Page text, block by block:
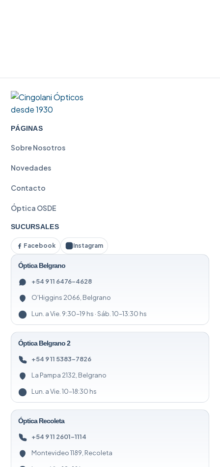
PÁGINAS
Sobre Nosotros
Novedades
Contacto
Óptica OSDE
SUCURSALES
Facebook Instagram
Óptica Belgrano
+54 9 11 6476-4628
O'Higgins 2066, Belgrano
Lun. a Vie. 9:30–19 hs · Sáb. 10–13:30 hs
Óptica Belgrano 2
+54 9 11 5383-7826
La Pampa 2132, Belgrano
Lun. a Vie. 10–18:30 hs
Óptica Recoleta
+54 9 11 2601-1114
Montevideo 1189, Recoleta